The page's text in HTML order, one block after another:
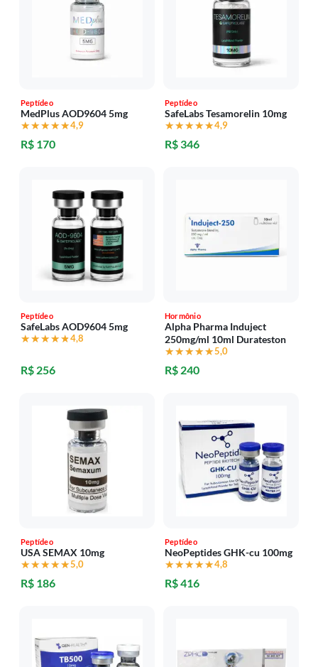
Peptídeo
MedPlus AOD9604 5mg
★★★★★
★★★★★4,9
R$ 170
Peptídeo
SafeLabs Tesamorelin 10mg
★★★★★
★★★★★4,9
R$ 346
Peptídeo
SafeLabs AOD9604 5mg
★★★★★
★★★★★4,8
R$ 256
Hormônio
Alpha Pharma Induject
250mg/ml 10ml Durateston
★★★★★
★★★★★5,0
R$ 240
Peptídeo
USA SEMAX 10mg
★★★★★
★★★★★5,0
R$ 186
Peptídeo
NeoPeptides GHK-cu 100mg
★★★★★
★★★★★4,8
R$ 416